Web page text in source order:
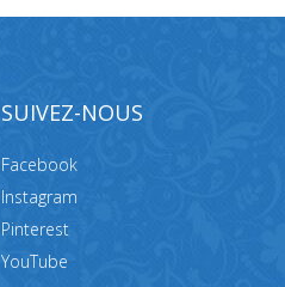
SUIVEZ-NOUS
Facebook
Instagram
Pinterest
YouTube